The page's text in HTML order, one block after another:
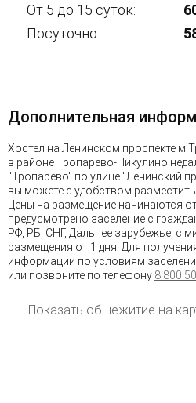
От 5 до 15 суток:
Посуточно:
Дополнительная
Хостел на Ленинском проспекте
в районе Тропарёво-Никулино
"Тропарёво" по улице "Ленинский
вы можете с удобством
Цены на размещение начинаются
предусмотрено заселение с
РФ, РБ, СНГ, Дальнее зарубежье, с
размещения от 1 дня. Для
информации по условиям
или позвоните по телефону 8 800
Показать общежитие на